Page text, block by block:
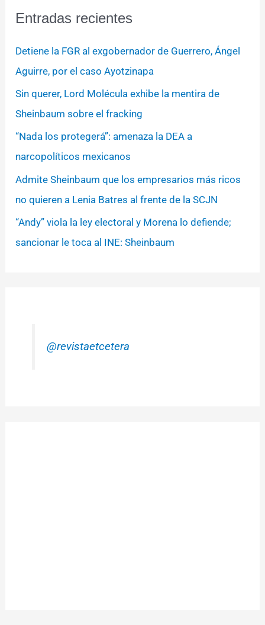
Entradas recientes
Detiene la FGR al exgobernador de Guerrero, Ángel
Aguirre, por el caso Ayotzinapa
Sin querer, Lord Molécula exhibe la mentira de
Sheinbaum sobre el fracking
“Nada los protegerá”: amenaza la DEA a
narcopolíticos mexicanos
Admite Sheinbaum que los empresarios más ricos
no quieren a Lenia Batres al frente de la SCJN
“Andy” viola la ley electoral y Morena lo defiende;
sancionar le toca al INE: Sheinbaum
@revistaetcetera